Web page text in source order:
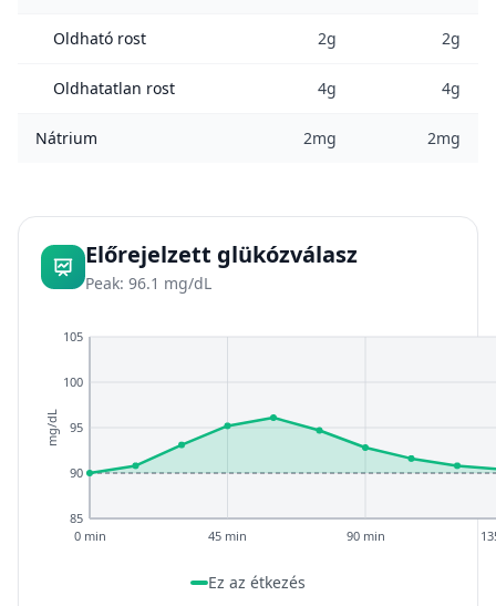
Oldható rost 2g 2g
Oldhatatlan rost 4g 4g
Nátrium 2mg 2mg
Előrejelzett glükózválasz
Peak: 96.1 mg/dL
85
90
95
100
105
0 min 45 min 90 min
mg/dL
Ez az étkezés